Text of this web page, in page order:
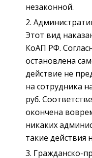
незаконной.
Этот вид
КоАП РФ.
остановлена
действие не
на сотрудника
руб.
окончена
никаких
такие действия
Гражданско-